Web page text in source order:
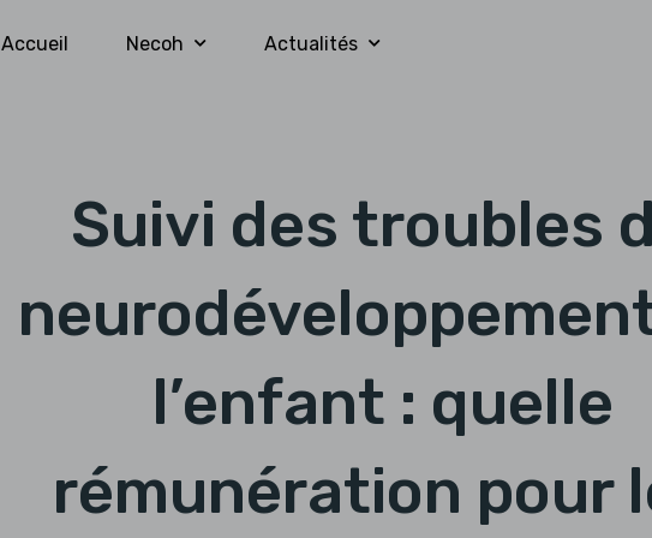
Accueil Necoh Actualités
Suivi des troubles
l’enfant : quelle
rémunération pour